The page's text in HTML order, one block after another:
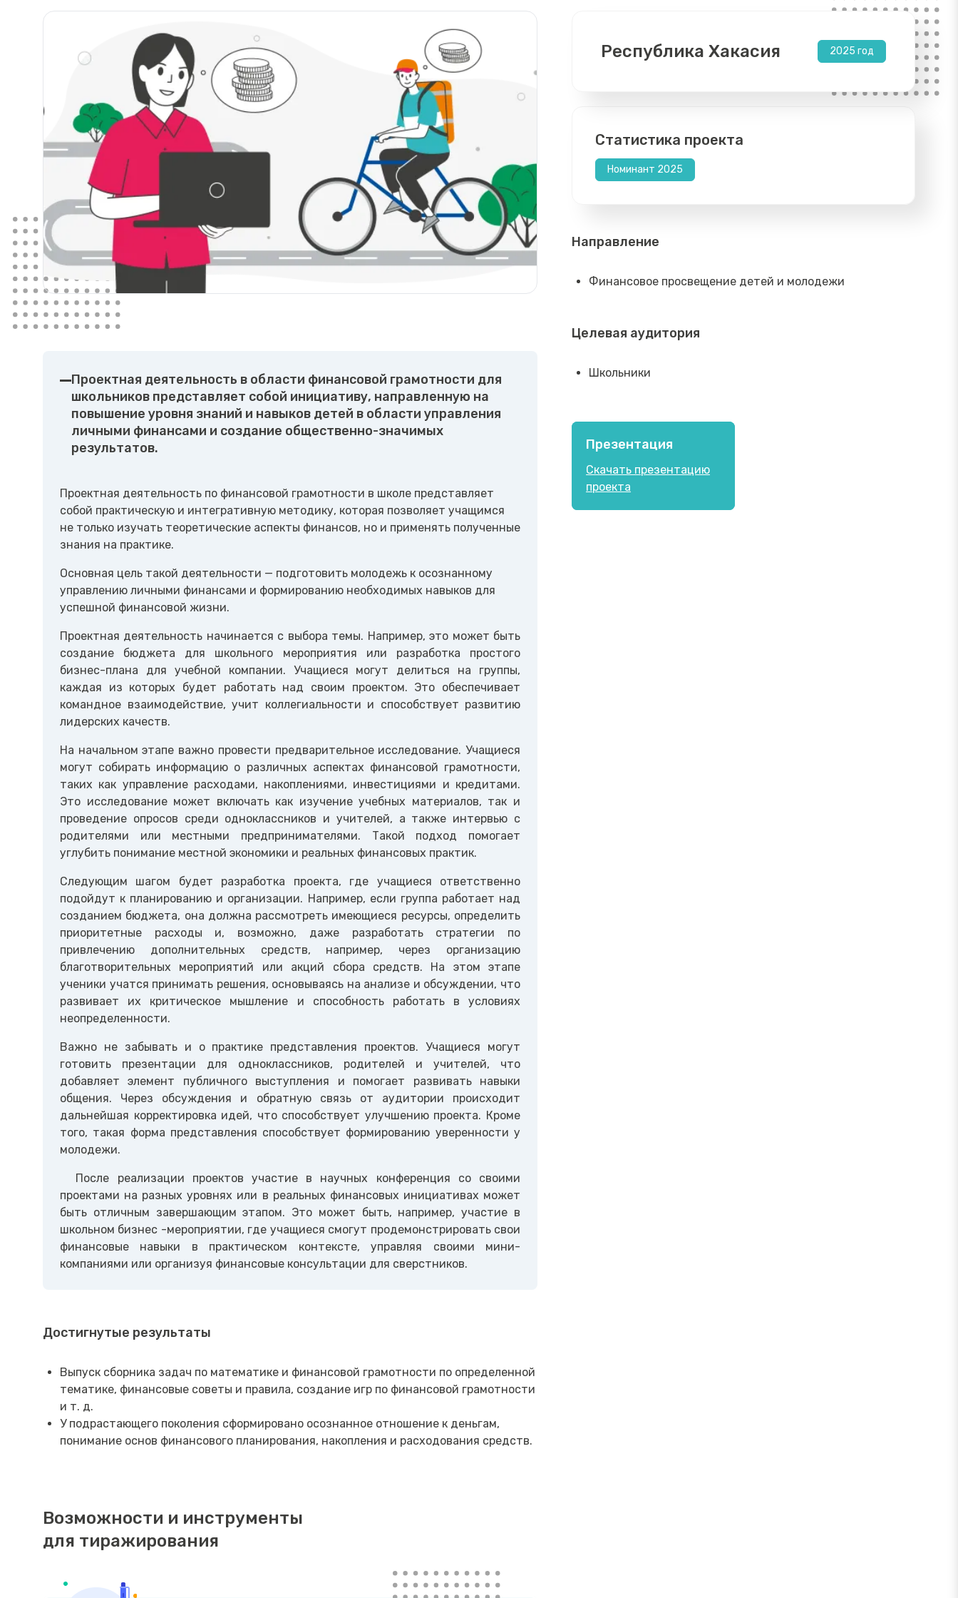
Республика Хакасия 2025 год
Статистика проекта
Номинант 2025
Направление
Финансовое просвещение детей и молодежи
Целевая аудитория
Школьники
Проектная деятельность в области финансовой грамотности для
школьников представляет собой инициативу, направленную на
повышение уровня знаний и навыков детей в области управления
личными финансами и создание общественно-значимых
результатов.
Проектная деятельность по финансовой грамотности в школе представляет
собой практическую и интегративную методику, которая позволяет учащимся
не только изучать теоретические аспекты финансов, но и применять полученные
знания на практике.
Основная цель такой деятельности — подготовить молодежь к осознанному
управлению личными финансами и формированию необходимых навыков для
успешной финансовой жизни.
Проектная деятельность начинается с выбора темы. Например, это может быть
создание бюджета для школьного мероприятия или разработка простого
бизнес-плана для учебной компании. Учащиеся могут делиться на группы,
каждая из которых будет работать над своим проектом. Это обеспечивает
командное взаимодействие, учит коллегиальности и способствует развитию
лидерских качеств.
На начальном этапе важно провести предварительное исследование. Учащиеся
могут собирать информацию о различных аспектах финансовой грамотности,
таких как управление расходами, накоплениями, инвестициями и кредитами.
Это исследование может включать как изучение учебных материалов, так и
проведение опросов среди одноклассников и учителей, а также интервью с
родителями или местными предпринимателями. Такой подход помогает
углубить понимание местной экономики и реальных финансовых практик.
Следующим шагом будет разработка проекта, где учащиеся ответственно
подойдут к планированию и организации. Например, если группа работает над
созданием бюджета, она должна рассмотреть имеющиеся ресурсы, определить
приоритетные расходы и, возможно, даже разработать стратегии по
привлечению дополнительных средств, например, через организацию
благотворительных мероприятий или акций сбора средств. На этом этапе
ученики учатся принимать решения, основываясь на анализе и обсуждении, что
развивает их критическое мышление и способность работать в условиях
неопределенности.
Важно не забывать и о практике представления проектов. Учащиеся могут
готовить презентации для одноклассников, родителей и учителей, что
добавляет элемент публичного выступления и помогает развивать навыки
общения. Через обсуждения и обратную связь от аудитории происходит
дальнейшая корректировка идей, что способствует улучшению проекта. Кроме
того, такая форма представления способствует формированию уверенности у
молодежи.
После реализации проектов участие в научных конференция со своими
проектами на разных уровнях или в реальных финансовых инициативах может
быть отличным завершающим этапом. Это может быть, например, участие в
школьном бизнес -мероприятии, где учащиеся смогут продемонстрировать свои
финансовые навыки в практическом контексте, управляя своими мини-
компаниями или организуя финансовые консультации для сверстников.
Достигнутые результаты
Выпуск сборника задач по математике и финансовой грамотности по определенной
тематике, финансовые советы и правила, создание игр по финансовой грамотности
и т. д.
У подрастающего поколения сформировано осознанное отношение к деньгам,
понимание основ финансового планирования, накопления и расходования средств.
Возможности и инструменты
для тиражирования
Презентация
Скачать презентацию
проекта